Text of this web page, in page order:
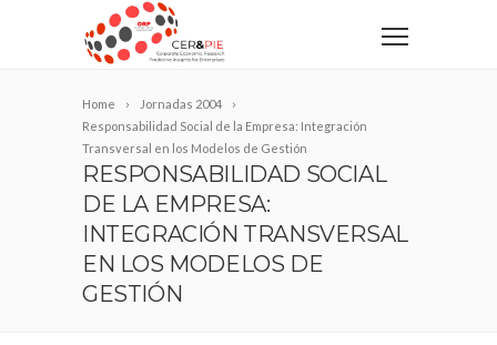
Home
Jornadas 2004
Responsabilidad Social de la Empresa: Integración
Transversal en los Modelos de Gestión
RESPONSABILIDAD SOCIAL
DE LA EMPRESA:
INTEGRACIÓN TRANSVERSAL
EN LOS MODELOS DE
GESTIÓN